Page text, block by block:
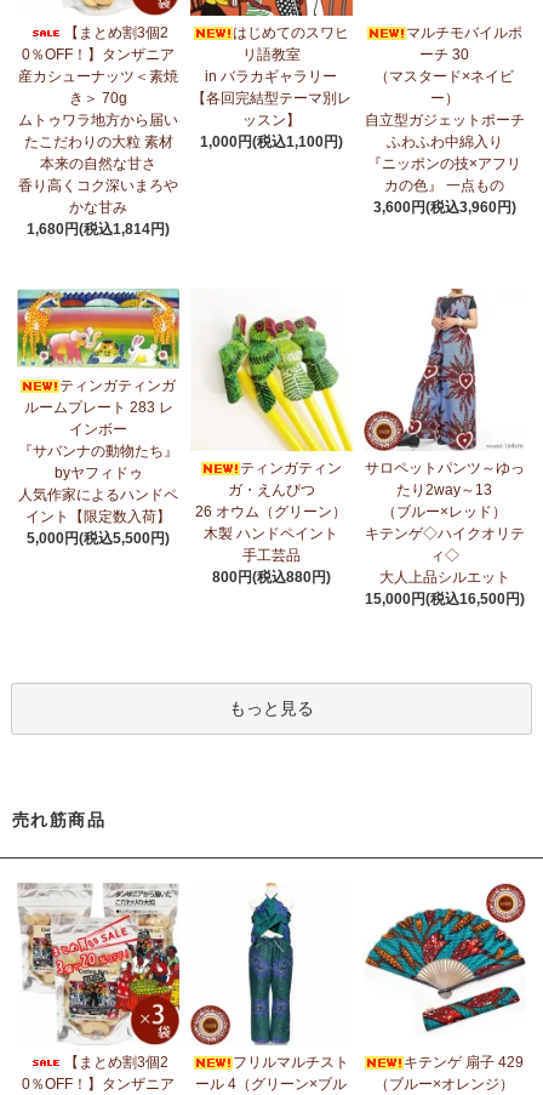
フリルマルチストール新入荷！ ～腰や首に巻いてアレンジ
無限大！
7/10： ティンガティンガ・アート～マサイの作品 新入荷！
7/10：ティンガティンガ・アート～Sサイズの作品 新入荷！作家
名ごとに2つのカテゴリーでご紹介します
→ 作家名 A―L
7/7：カンガ2026新柄 タンザニアより完全限定入荷！
7/3：【まとめ割SALE！】3個で10％OFF！タンザニア産カシュー
ナッツ＜素焼き＞＜うす塩＞～こだわりの大粒 香り高くコク深い
まろやかな甘み～
6/30： マルチモバイルポーチ新入荷！『ニッポンの技×アフリカ
の色』
6/30：ティンガティンガ・アート～Sサイズの作品 新入荷！作家
名ごとに2つのカテゴリーでご紹介します
→ 作家名 A―L
→ 作家名 M―Z
アフリカスクワランオイル～100％天然由来成分、無添加～
ウエルネス アロマ カテゴリーに新入荷！
ハイクオリティ◇で仕立てた新作登場！『ニッポンの技×アフリカ
の色』
5/14： アフリカンピアス
荷！～天然素材 環境配慮したエシカル製品～
5/14：アフリカンネックレス
アフリカンアクセサリーコーナー新
入荷！～天然素材 環境配慮したエシカル製品～
5/4：ノーカラーボレロジャケット新入荷！～キテンゲ◇ハイクオ
リティ◇で仕立てた新作登場！『ニッポンの技×アフリカの色』
5/4：キコイ アフリカの布ページに新入荷！
綿織布
【まとめ割3個2
0％OFF！】タンザニア
産カシューナッツ＜素焼
き＞ 70g
ムトゥワラ地方から届い
たこだわりの大粒 素材
本来の自然な甘さ
香り高くコク深いまろや
かな甘み
1,680円(税込1,814円)
はじめてのスワヒ
リ語教室
in バラカギャラリー
【各回完結型テーマ別レ
ッスン】
1,000円(税込1,100円)
マルチモバイルポ
ーチ 30
（マスタード×ネイビ
ー）
自立型ガジェットポーチ
ふわふわ中綿入り
『ニッポンの技×アフリ
カの色』 一点もの
3,600円(税込3,960円)
ティンガティンガ
ルームプレート 283 レ
インボー
『サバンナの動物たち』
byヤフィドゥ
人気作家によるハンドペ
イント【限定数入荷】
5,000円(税込5,500円)
ティンガティン
ガ・えんぴつ
26 オウム（グリーン）
木製 ハンドペイント
手工芸品
800円(税込880円)
サロペットパンツ～ゆっ
たり2way～13
（ブルー×レッド）
キテンゲ◇ハイクオリテ
ィ◇
大人上品シルエット
15,000円(税込16,500円)
もっと見る
売れ筋商品
【まとめ割3個2
0％OFF！】タンザニア
フリルマルチスト
ール 4（グリーン×ブル
キテンゲ 扇子 429
（ブルー×オレンジ）